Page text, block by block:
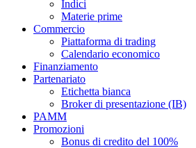
Indici
Materie prime
Commercio
Piattaforma di trading
Calendario economico
Finanziamento
Partenariato
Etichetta bianca
Broker di presentazione (IB)
PAMM
Promozioni
Bonus di credito del 100%